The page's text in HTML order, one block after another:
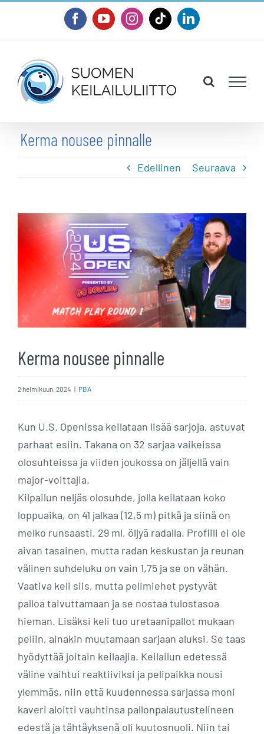
FacebookYouTubeInstagram
TiktokLinkedIn
Kerma nousee pinnalle
Edellinen Seuraava
Katso
kuvaa
isompana
Kerma nousee pinnalle
2 helmikuun, 2024 | PBA
Kun U.S. Openissa keilataan lisää sarjoja, astuvat
parhaat esiin. Takana on 32 sarjaa vaikeissa
olosuhteissa ja viiden joukossa on jäljellä vain
major-voittajia.
Kilpailun neljäs olosuhde, jolla keilataan koko
loppuaika, on 41 jalkaa (12,5 m) pitkä ja siinä on
melko runsaasti, 29 ml, öljyä radalla. Profiili ei ole
aivan tasainen, mutta radan keskustan ja reunan
välinen suhdeluku on vain 1,75 ja se on vähän.
Vaativa keli siis, mutta pelimiehet pystyvät
palloa taivuttamaan ja se nostaa tulostasoa
hieman. Lisäksi keli tuo uretaanipallot mukaan
peliin, ainakin muutamaan sarjaan aluksi. Se taas
hyödyttää joitain keilaajia. Keilailun edetessä
väline vaihtui reaktiiviksi ja pelipaikka nousi
ylemmäs, niin että kuudennessa sarjassa moni
kaveri aloitti vauhtinsa pallonpalautustelineen
edestä ja tähtäyksenä oli kuutosnuoli. Niin tai